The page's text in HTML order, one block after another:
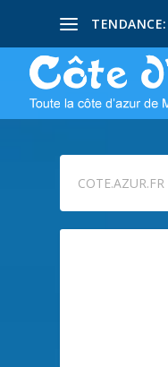
TENDANCE:
COTE.AZUR.FR